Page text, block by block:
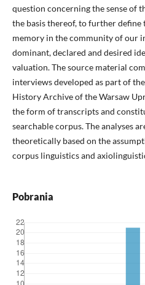
question concerning the sense of
the basis thereof, to further define
memory in the community of our
dominant, declared and desired
valuation. The source material
interviews developed as part of
History Archive of the Warsaw
the form of transcripts and
searchable corpus. The analyses
theoretically based on the
corpus linguistics and
Pobrania